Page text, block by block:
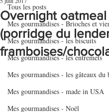
Tous les posts
Mes gourmandises - Brioches et
Mes gourmandises - les biscuits
Mes gourmandises - les entremets
Mes gourmandises - les gâteaux du
Mes gourmandises - made in USA
Mes gourmandises - Noël
Overnight oatmeal
(porridge du
framboises/